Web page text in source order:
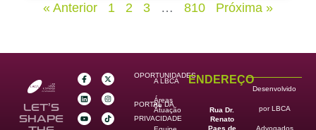
« Anterior 1 2 3 … 810 Próxima »
LET’S
SHAPE
OPORTUNIDADES
PORTAL DA
PRIVACIDADE
A LBCA
Áreas
de
Atuação
ENDEREÇO
Rua Dr.
Renato
Paes de
Desenvolvido
por LBCA
Advogados